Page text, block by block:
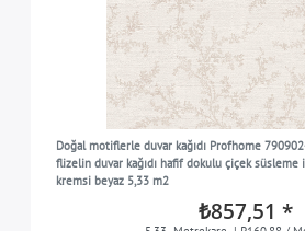
Doğal motiflerle duvar kağıdı Profhome
flizelin duvar kağıdı hafif dokulu çiçek
kremsi beyaz 5,33 m2
₺857,51 *